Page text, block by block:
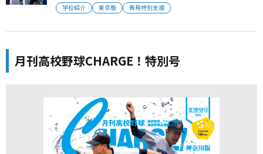
学校紹介 東京版 青鳥特別支援
月刊高校野球CHARGE！特別号